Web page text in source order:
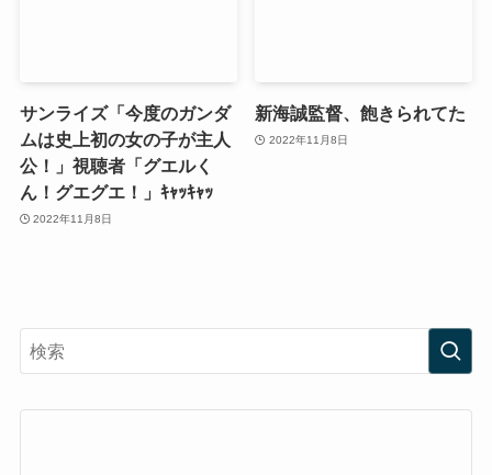
サンライズ「今度のガンダ
ムは史上初の女の子が主人
公！」視聴者「グエルく
ん！グエグエ！」ｷｬｯｷｬｯ
2022年11月8日
新海誠監督、飽きられてた
2022年11月8日